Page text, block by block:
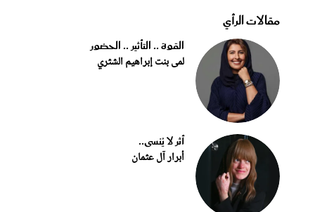
مقالات الرأي
القوة .. التأثير .. الحضور
لمى بنت إبراهيم الشثري
أثر لا يُنسى..
أبرار آل عثمان